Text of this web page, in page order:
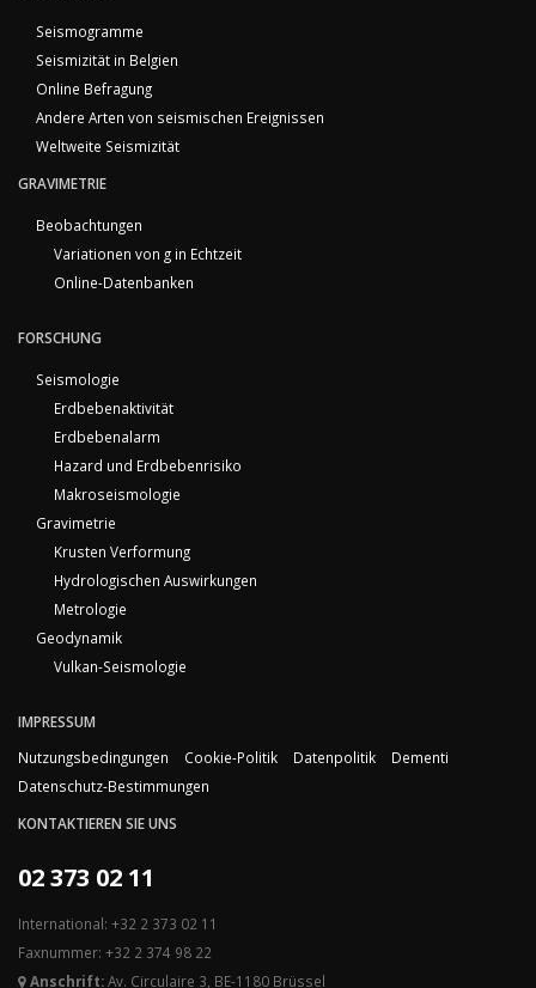
Seismogramme
Seismizität in Belgien
Online Befragung
Andere Arten von seismischen Ereignissen
Weltweite Seismizität
GRAVIMETRIE
Beobachtungen
Variationen von g in Echtzeit
Online-Datenbanken
FORSCHUNG
Seismologie
Erdbebenaktivität
Erdbebenalarm
Hazard und Erdbebenrisiko
Makroseismologie
Gravimetrie
Krusten Verformung
Hydrologischen Auswirkungen
Metrologie
Geodynamik
Vulkan-Seismologie
IMPRESSUM
Nutzungsbedingungen
Cookie-Politik Datenpolitik
Dementi
Datenschutz-Bestimmungen
KONTAKTIEREN SIE UNS
02 373 02 11
International: +32 2 373 02 11
Faxnummer: +32 2 374 98 22
Anschrift:Av. Circulaire 3, BE-1180 Brüssel